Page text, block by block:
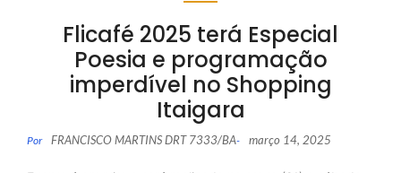
Flicafé 2025 terá Especial
Poesia e programação
imperdível no Shopping
Itaigara
Por FRANCISCO MARTINS DRT 7333/BA- março 14, 2025